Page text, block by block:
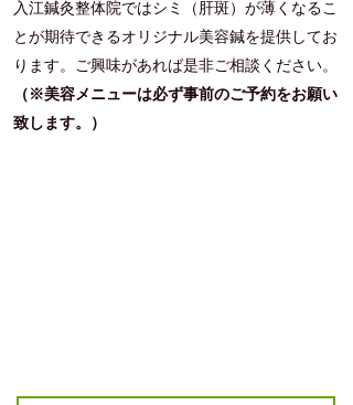
入江鍼灸整体院ではシミ（肝斑）が薄くなるこ
とが期待できるオリジナル美容鍼を提供してお
ります。ご興味があれば是非ご相談ください。​
（※美容メニューは必ず事前のご予約をお願い
致します。）